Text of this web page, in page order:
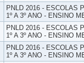
PNLD 2016 - ESCOLAS
1º A 3º ANO - ENSINO
PNLD 2016 - ESCOLAS
1º A 3º ANO - ENSINO
PNLD 2016 - ESCOLAS
1º A 3º ANO - ENSINO